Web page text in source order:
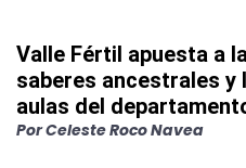
Valle Fértil apuesta a
saberes ancestrales y
aulas del
PorCeleste Roco Navea